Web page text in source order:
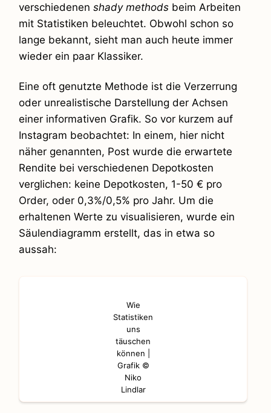
verschiedenen shady methods beim Arbeiten
mit Statistiken beleuchtet. Obwohl schon so
lange bekannt, sieht man auch heute immer
wieder ein paar Klassiker.
Eine oft genutzte Methode ist die Verzerrung
oder unrealistische Darstellung der Achsen
einer informativen Grafik. So vor kurzem auf
Instagram beobachtet: In einem, hier nicht
näher genannten, Post wurde die erwartete
Rendite bei verschiedenen Depotkosten
verglichen: keine Depotkosten, 1-50 € pro
Order, oder 0,3%/0,5% pro Jahr. Um die
erhaltenen Werte zu visualisieren, wurde ein
Säulendiagramm erstellt, das in etwa so
aussah:
Wie
Statistiken
uns
täuschen
können |
Grafik ©
Niko
Lindlar